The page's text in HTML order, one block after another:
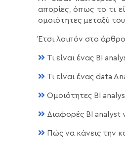
απορίες, όπως το τι
ομοιότητες μεταξύ
Έτσι λοιπόν στο
Τι είναι ένας BI
Τι είναι ένας data
Ομοιότητες BI
Διαφορές BI analyst
Πώς να κάνεις την